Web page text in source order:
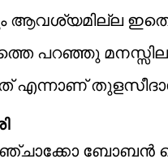
പറഞ്ഞു
എന്നാണ്
ബോബൻ